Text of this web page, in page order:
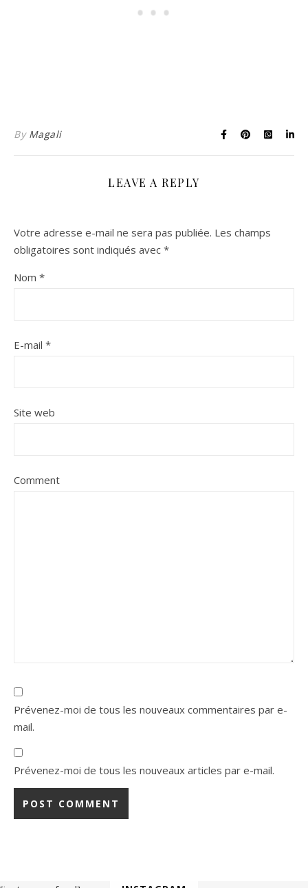
By Magali
LEAVE A REPLY
Votre adresse e-mail ne sera pas publiée. Les champs
obligatoires sont indiqués avec *
Nom *
E-mail *
Site web
Comment
Prévenez-moi de tous les nouveaux commentaires par e-
mail.
Prévenez-moi de tous les nouveaux articles par e-mail.